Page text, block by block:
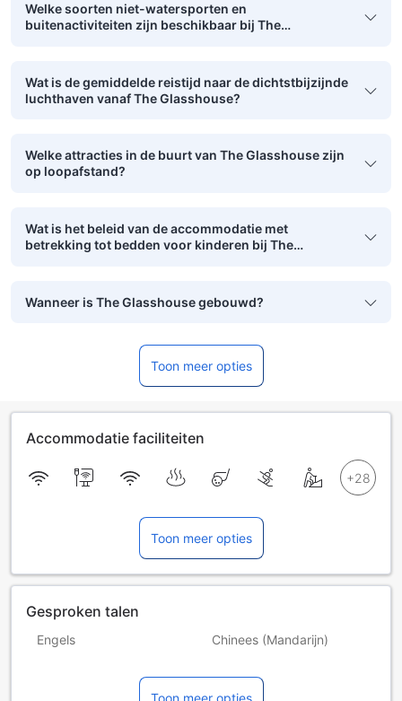
Welke soorten niet-watersporten en
buitenactiviteiten zijn beschikbaar bij The
Wat is de gemiddelde reistijd naar de dichtstbijzijnde
luchthaven vanaf The Glasshouse?
Welke attracties in de buurt van The Glasshouse zijn
op loopafstand?
Wat is het beleid van de accommodatie met
betrekking tot bedden voor kinderen bij The
Wanneer is The Glasshouse gebouwd?
Toon meer opties
Accommodatie faciliteiten
Toon meer opties
Gesproken talen
Engels Chinees (Mandarijn)